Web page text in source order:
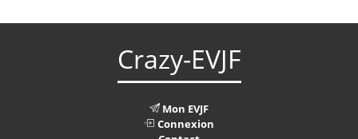
Crazy-EVJF
Mon EVJF
Connexion